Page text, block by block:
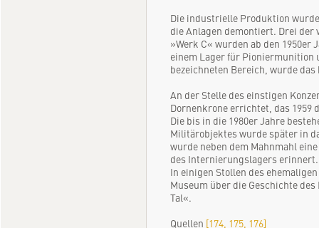
Die industrielle Produktion
die Anlagen demontiert. Drei der
»Werk C« wurden ab den
einem Lager für Pioniermunition
bezeichneten Bereich, wurde
An der Stelle des einstigen
Dornenkrone errichtet, das 1959
Die bis in die 1980er Jahre
Militärobjektes wurde später in
wurde neben dem Mahnmahl
des Internierungslagers erinnert.
In einigen Stollen des
Museum über die Geschichte
Tal«.
Quellen [174, 175, 176]